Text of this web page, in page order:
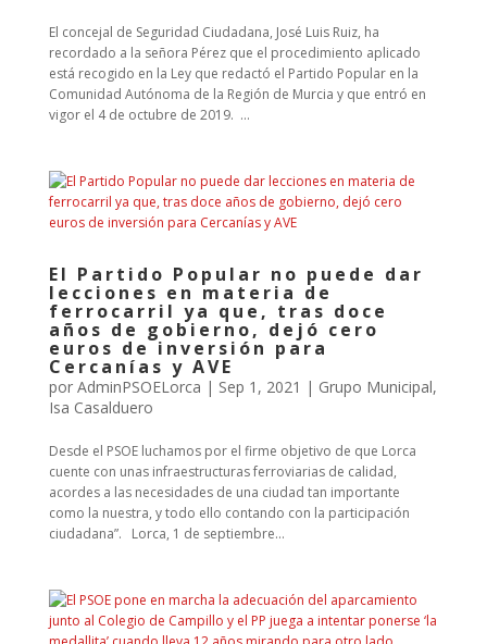
El concejal de Seguridad Ciudadana, José Luis Ruiz, ha
recordado a la señora Pérez que el procedimiento aplicado
está recogido en la Ley que redactó el Partido Popular en la
Comunidad Autónoma de la Región de Murcia y que entró en
vigor el 4 de octubre de 2019. ...
El Partido Popular no puede dar
lecciones en materia de
ferrocarril ya que, tras doce
años de gobierno, dejó cero
euros de inversión para
Cercanías y AVE
por AdminPSOELorca | Sep 1, 2021 | Grupo Municipal,
Isa Casalduero
Desde el PSOE luchamos por el firme objetivo de que Lorca
cuente con unas infraestructuras ferroviarias de calidad,
acordes a las necesidades de una ciudad tan importante
como la nuestra, y todo ello contando con la participación
ciudadana”. Lorca, 1 de septiembre...